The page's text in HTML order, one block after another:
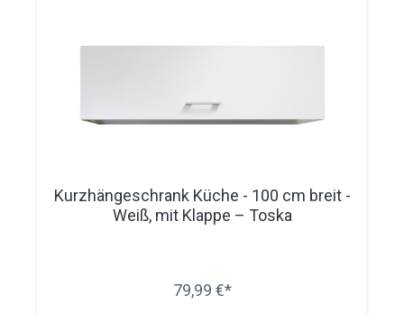
Kurzhängeschrank Küche - 100 cm breit -
Weiß, mit Klappe – Toska
79,99 €*